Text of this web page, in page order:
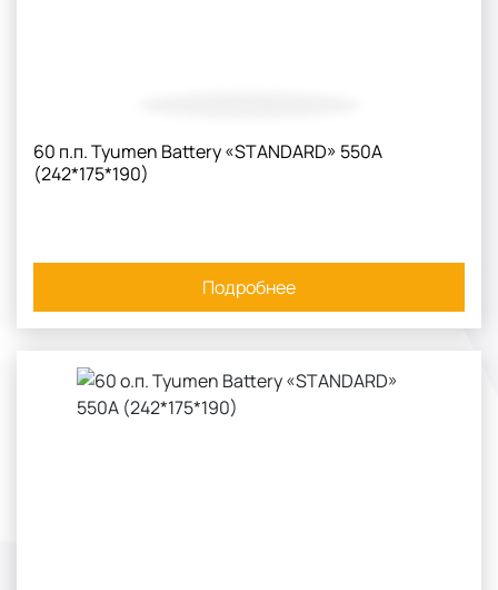
60 п.п. Tyumen Battery «STANDARD» 550А
(242*175*190)
Подробнее